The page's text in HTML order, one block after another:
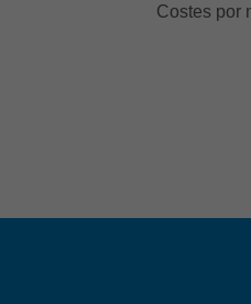
Costes por